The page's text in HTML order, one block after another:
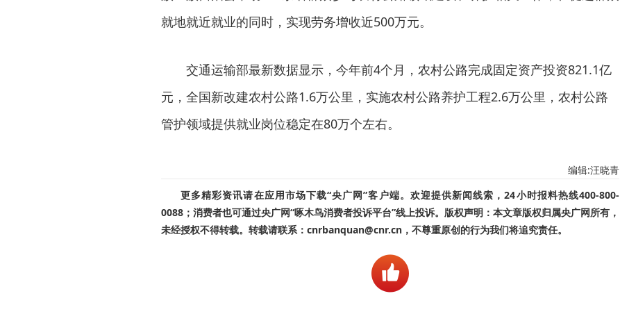
就地就近就业的同时，实现劳务增收近500万元。
交通运输部最新数据显示，今年前4个月，农村公路完成固定资产投资821.1亿
元，全国新改建农村公路1.6万公里，实施农村公路养护工程2.6万公里，农村公路
管护领域提供就业岗位稳定在80万个左右。
编辑:汪晓青
更多精彩资讯请在应用市场下载“央广网”客户端。欢迎提供新闻线索，24小时报料热线400-800-
0088；消费者也可通过央广网“啄木鸟消费者投诉平台”线上投诉。版权声明：本文章版权归属央广网所有，
未经授权不得转载。转载请联系：cnrbanquan@cnr.cn，不尊重原创的行为我们将追究责任。